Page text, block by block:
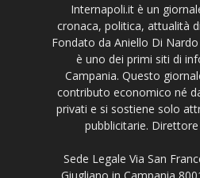
Internapoli.it è un
cronaca, politica, attualità
Fondato da Aniello Di
è uno dei primi siti di
Campania. Questo
contributo economico né
privati e si sostiene solo
pubblicitarie.
Sede Legale Via San
Giugliano in Campania